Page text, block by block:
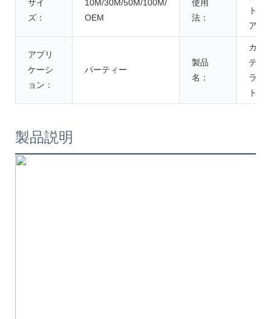
サイ
ズ：
10M/30M/50M/100M/
OEM
使用
法：
トド
ア
アプリ
ケーシ
ョン：
パーティー
製品
名：
カー
テン
ライ
ト
製品説明